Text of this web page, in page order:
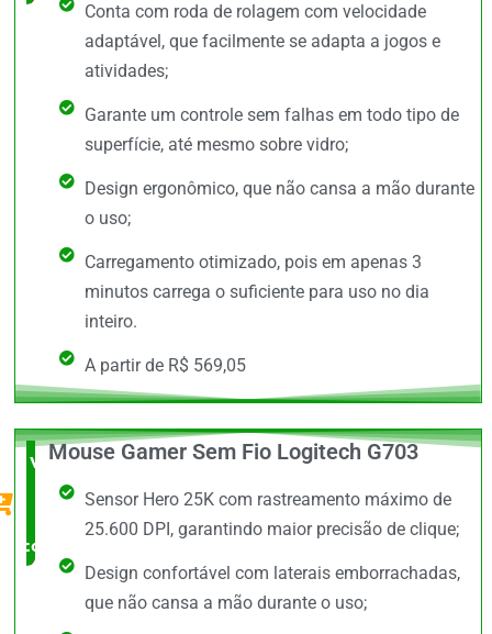
Conta com roda de rolagem com velocidade
adaptável, que facilmente se adapta a jogos e
atividades;
Garante um controle sem falhas em todo tipo de
superfície, até mesmo sobre vidro;
Design ergonômico, que não cansa a mão durante
o uso;
Carregamento otimizado, pois em apenas 3
minutos carrega o suficiente para uso no dia
inteiro.
A partir de R$ 569,05
Vale a
Pena
comprar
Mouse Gamer Sem Fio Logitech G703
Sensor Hero 25K com rastreamento máximo de
25.600 DPI, garantindo maior precisão de clique;
Design confortável com laterais emborrachadas,
que não cansa a mão durante o uso;